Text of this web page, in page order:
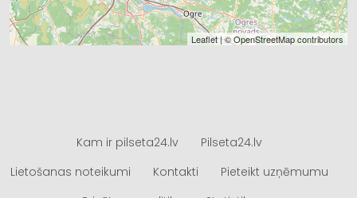
Leaflet| ©OpenStreetMapcontributors
Kam ir pilseta24.lv
Pilseta24.lv
Lietošanas noteikumi
Kontakti
Pieteikt uzņēmumu